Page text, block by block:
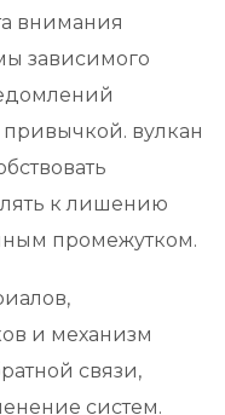
внимания
зависимого
вулкан
к лишению
промежутком.
и механизм
связи,
систем.